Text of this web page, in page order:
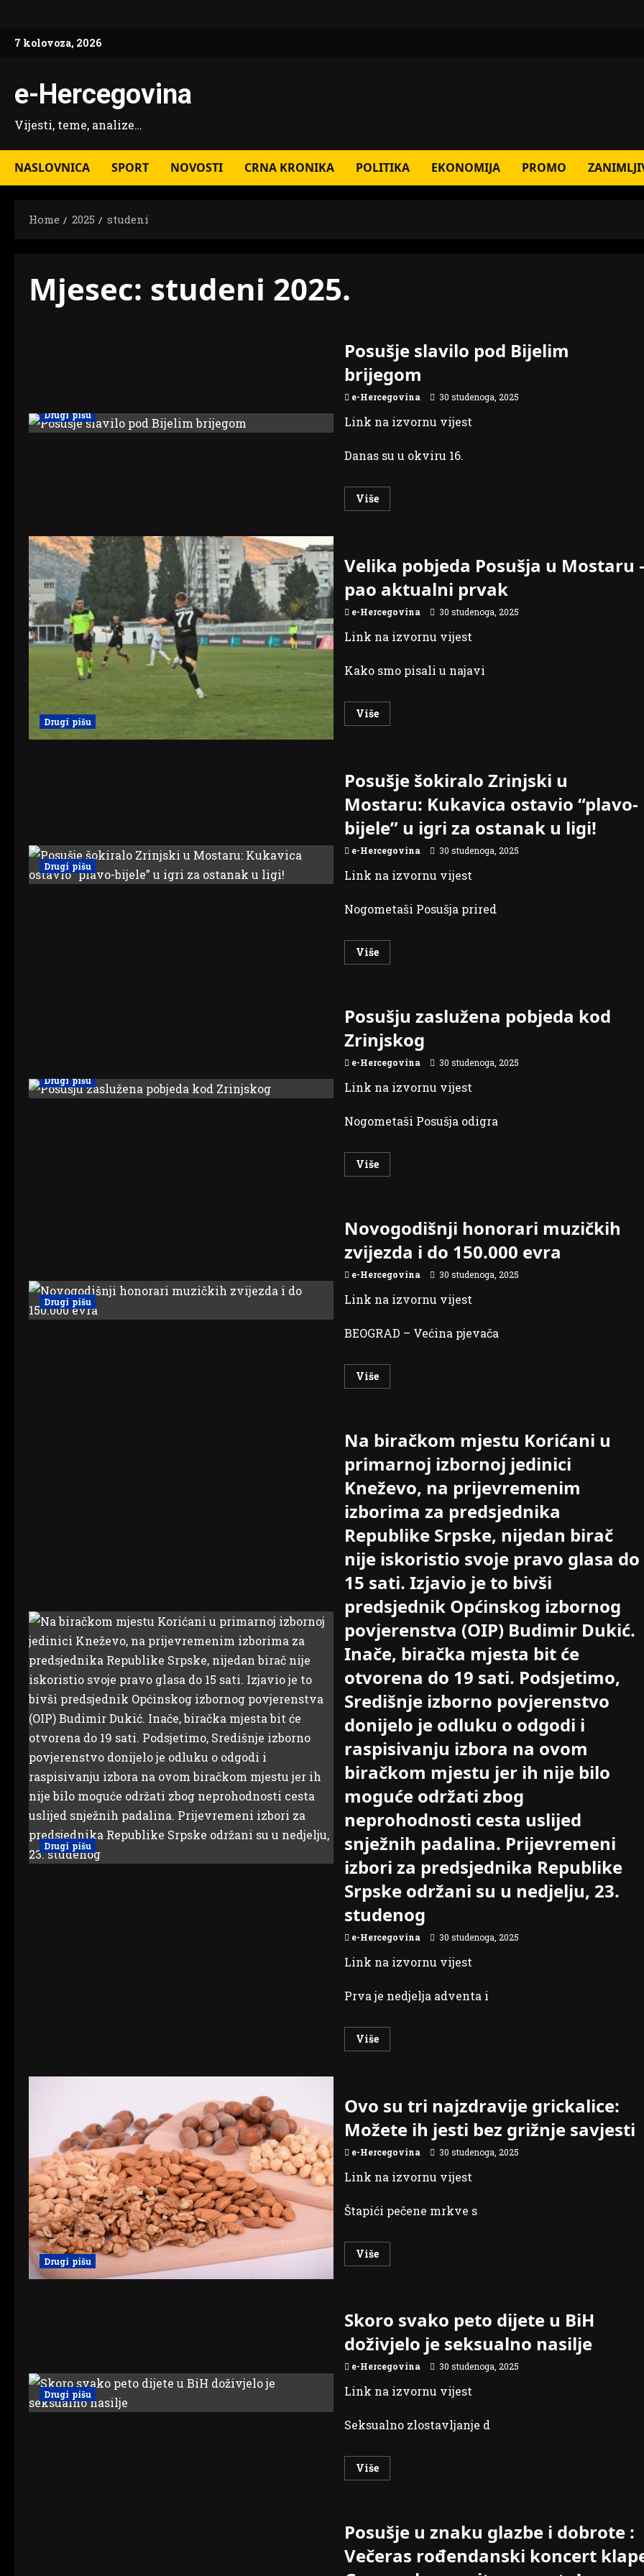
content
7 kolovoza, 2026
e-Hercegovina
Vijesti, teme, analize…
NASLOVNICA SPORT NOVOSTI CRNA KRONIKA POLITIKA EKONOMIJA PROMO
Home 2025 studeni
Mjesec: studeni 2025.
Drugi pišu
Posušje slavilo pod Bijelim
brijegom
e-Hercegovina 30 studenoga, 2025
Link na izvornu vijest
Danas su u okviru 16.
VišeRead
more
Bijelim
brijegom
Drugi pišu
Velika pobjeda Posušja u Mostaru
pao aktualni prvak
e-Hercegovina 30 studenoga, 2025
Link na izvornu vijest
Kako smo pisali u najavi
VišeRead
more
Mostaru
pao
aktualni
prvak
Drugi pišu
Posušje šokiralo Zrinjski u
Mostaru: Kukavica ostavio “plavo-
bijele” u igri za ostanak u ligi!
e-Hercegovina 30 studenoga, 2025
Link na izvornu vijest
Nogometaši Posušja prired
VišeRead
more
u
Mostaru:
Kukavica
ostavio
“plavo-
bijele”
igri
za
ligi!
Drugi pišu
Posušju zaslužena pobjeda kod
Zrinjskog
e-Hercegovina 30 studenoga, 2025
Link na izvornu vijest
Nogometaši Posušja odigra
VišeRead
more
kod
Zrinjskog
Drugi pišu
Novogodišnji honorari muzičkih
zvijezda i do 150.000 evra
e-Hercegovina 30 studenoga, 2025
Link na izvornu vijest
BEOGRAD – Većina pjevača
VišeRead
more
zvijezda
i
150.000
Drugi pišu
Na biračkom mjestu Korićani u
primarnoj izbornoj jedinici
Kneževo, na prijevremenim
izborima za predsjednika
Republike Srpske, nijedan birač
nije iskoristio svoje pravo glasa do
15 sati. Izjavio je to bivši
predsjednik Općinskog izbornog
povjerenstva (OIP) Budimir Dukić.
Inače, biračka mjesta bit će
otvorena do 19 sati. Podsjetimo,
Središnje izborno povjerenstvo
donijelo je odluku o odgodi i
raspisivanju izbora na ovom
biračkom mjestu jer ih nije bilo
moguće održati zbog
neprohodnosti cesta uslijed
snježnih padalina. Prijevremeni
izbori za predsjednika Republike
Srpske održani su u nedjelju, 23.
studenog
e-Hercegovina 30 studenoga, 2025
Link na izvornu vijest
Prva je nedjelja adventa i
VišeRead
more
Korićani
u
izbornoj
jedinici
Kneževo,
na
prijevremenim
izborima
Republike
Srpske,
birač
nije
iskoristio
svoje
sati.
Izjavio
je
to
predsjednik
izbornog
povjerenstva
Budimir
Dukić.
mjesta
bit
će
Podsjetimo,
Središnje
izborno
povjerenstvo
donijelo
Drugi pišu
Ovo su tri najzdravije grickalice:
Možete ih jesti bez grižnje savjesti
e-Hercegovina 30 studenoga, 2025
Link na izvornu vijest
Štapići pečene mrkve s
VišeRead
more
najzdravije
grickalice:
ih
jesti
bez
grižnje
savjesti
Drugi pišu
Skoro svako peto dijete u BiH
doživjelo je seksualno nasilje
e-Hercegovina 30 studenoga, 2025
Link na izvornu vijest
Seksualno zlostavljanje d
VišeRead
more
dijete
u
doživjelo
Posušje u znaku glazbe i dobrote :
Večeras rođendanski koncert